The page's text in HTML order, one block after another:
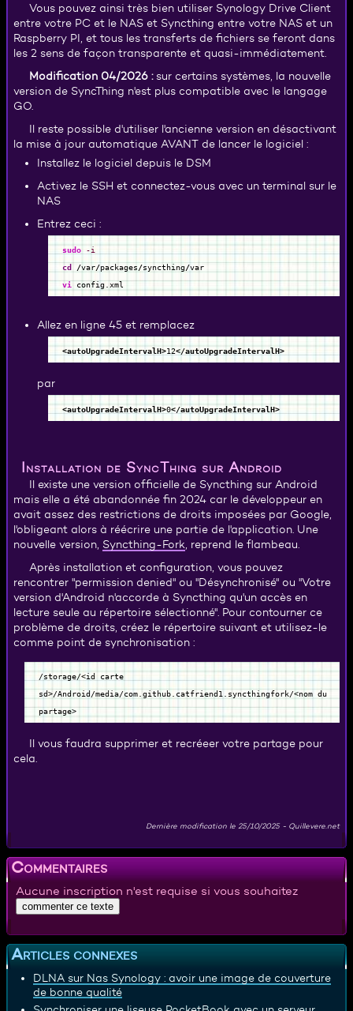
Vous pouvez ainsi très bien utiliser Synology Drive Client
entre votre PC et le NAS et Syncthing entre votre NAS et un
Raspberry PI, et tous les transferts de fichiers se feront dans
les 2 sens de façon transparente et quasi-immédiatement.
Modification 04/2026 :sur certains systèmes, la nouvelle
version de SyncThing n'est plus compatible avec le langage
GO.
Il reste possible d'utiliser l'ancienne version en désactivant
la mise à jour automatique AVANT de lancer le logiciel :
Installez le logiciel depuis le DSM
Activez le SSH et connectez-vous avec un terminal sur le
NAS
Entrez ceci :
sudo -i
cd /var/packages/syncthing/var
viconfig.xml
Allez en ligne 45 et remplacez
<autoUpgradeIntervalH>12</autoUpgradeIntervalH>
par
<autoUpgradeIntervalH>0</autoUpgradeIntervalH>
Installation de SyncThing sur Android
Il existe une version officielle de Syncthing sur Android
mais elle a été abandonnée fin 2024 car le développeur en
avait assez des restrictions de droits imposées par Google,
l'obligeant alors à réécrire une partie de l'application. Une
nouvelle version, Syncthing-Fork, reprend le flambeau.
Après installation et configuration, vous pouvez
rencontrer "permission denied" ou "Désynchronisé" ou "Votre
version d'Android n'accorde à Syncthing qu'un accès en
lecture seule au répertoire sélectionné". Pour contourner ce
problème de droits, créez le répertoire suivant et utilisez-le
comme point de synchronisation :
/storage/<id carte
sd>/Android/media/com.github.catfriend1.syncthingfork/<nom du
partage>
Il vous faudra supprimer et recréeer votre partage pour
cela.
Dernière modification le 25/10/2025- Quillevere.net
Commentaires
Aucune inscription n'est requise si vous souhaitez
Articles connexes
DLNA sur Nas Synology : avoir une image de couverture
de bonne qualité